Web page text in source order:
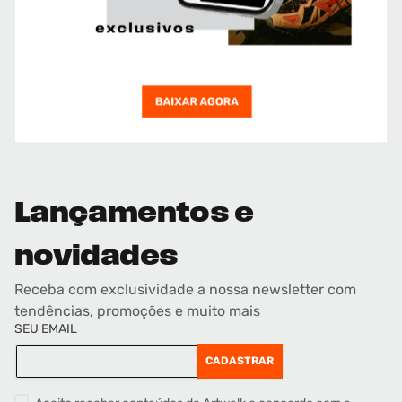
Lançamentos e
novidades
Receba com exclusividade a nossa newsletter com
tendências, promoções e muito mais
SEU EMAIL
CADASTRAR